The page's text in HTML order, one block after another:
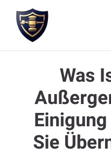
Was
Sie